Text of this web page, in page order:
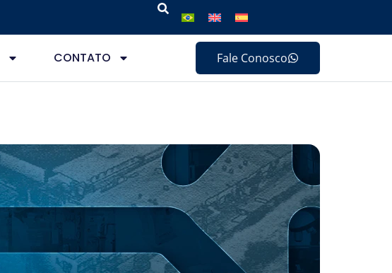
CONTATO Fale Conosco